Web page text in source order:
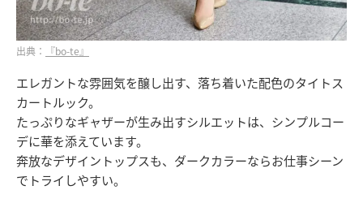
出典： 『bo-te』
エレガントな雰囲気を醸し出す、落ち着いた配色のタイトス
カートルック。
たっぷりなギャザーが生み出すシルエットは、シンプルコー
デに華を添えています。
奔放なデザイントップスも、ダークカラーならお仕事シーン
でトライしやすい。